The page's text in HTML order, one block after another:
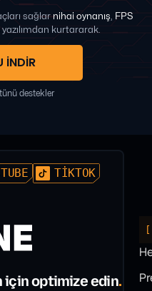
sağlarnihai oynanış FPS
yazılımdan kurtararak.
İNDİR
destekler
TIKTOK
için optimize edin.